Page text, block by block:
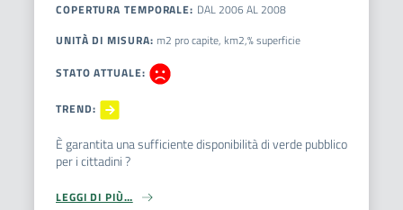
COPERTURA TEMPORALE: DAL 2006 AL 2008
UNITÀ DI MISURA: m2 pro capite, km2,% superficie
STATO ATTUALE:
TREND:
È garantita una sufficiente disponibilità di verde pubblico
per i cittadini ?
LEGGI DI PIÙ…